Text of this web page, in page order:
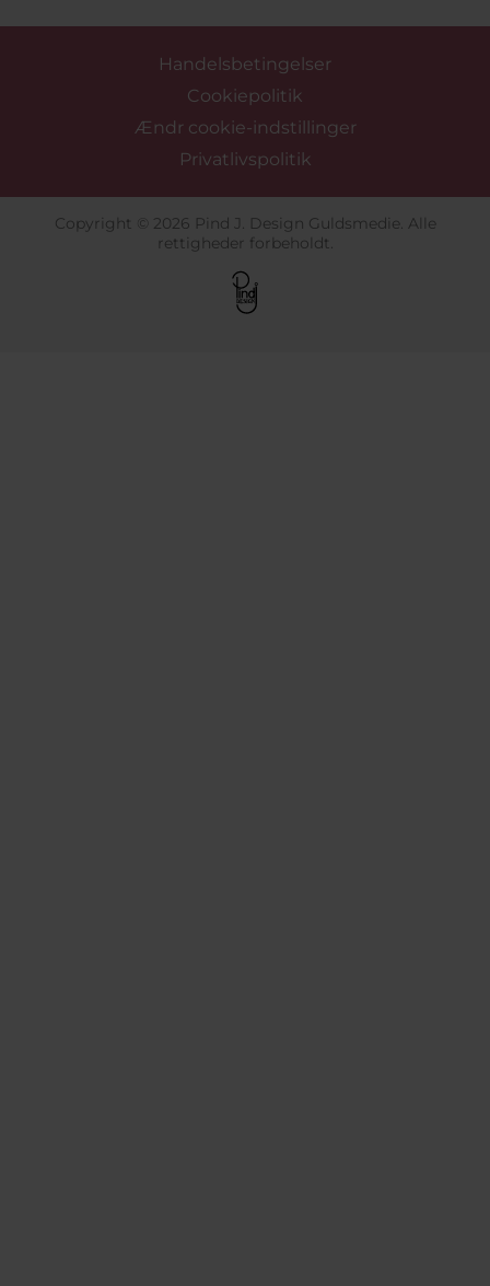
Handelsbetingelser
Cookiepolitik
Ændr cookie-indstillinger
Privatlivspolitik
Copyright © 2026 Pind J. Design Guldsmedie. Alle
rettigheder forbeholdt.